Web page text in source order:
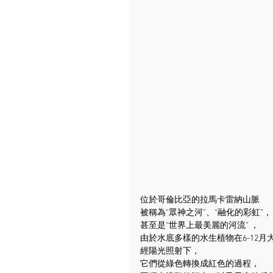
位於哥倫比亞的拉馬卡雷納山脈
被稱為“眾神之河”、“融化的彩虹”，
甚至是“世界上最美麗的河流” ，
由於水底多樣的水生植物在6-12月
經陽光照射下，
它們從綠色轉換成紅色的過程，